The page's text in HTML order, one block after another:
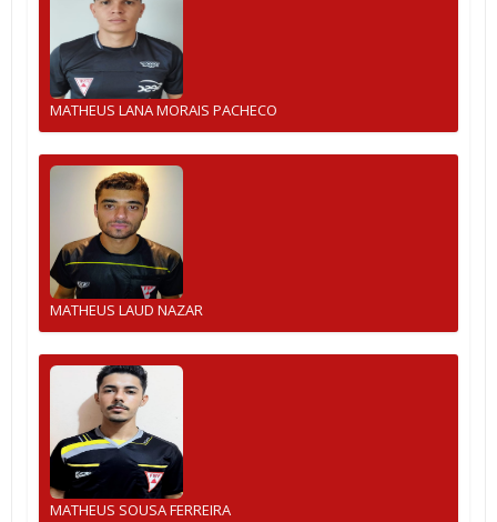
MATHEUS LANA MORAIS PACHECO
MATHEUS LAUD NAZAR
MATHEUS SOUSA FERREIRA